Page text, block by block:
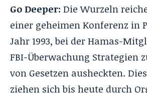
Go Deeper: Die Wurzeln
einer geheimen Konferenz in
Jahr 1993, bei der Hamas-
FBI-Überwachung Strategien
von Gesetzen ausheckten.
ziehen sich bis heute durch